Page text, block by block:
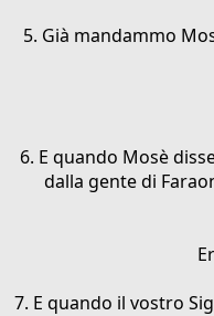
5. Già mandammo
6. E quando Mosè
dalla gente di
7. E quando il vostro